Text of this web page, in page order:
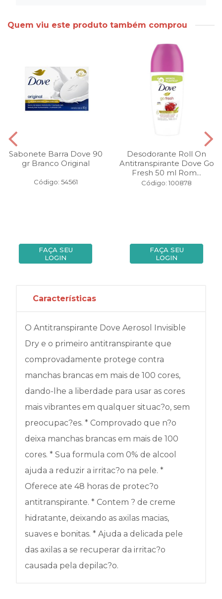
Quem viu este produto também comprou
Sabonete Barra Dove 90
gr Branco Original
Código: 54561
FAÇA SEU
LOGIN
Desodorante Roll On
Antitranspirante Dove Go
Fresh 50 ml Rom...
Código: 100878
FAÇA SEU
LOGIN
Características
O Antitranspirante Dove Aerosol Invisible
Dry e o primeiro antitranspirante que
comprovadamente protege contra
manchas brancas em mais de 100 cores,
dando-lhe a liberdade para usar as cores
mais vibrantes em qualquer situac?o, sem
preocupac?es. * Comprovado que n?o
deixa manchas brancas em mais de 100
cores. * Sua formula com 0% de alcool
ajuda a reduzir a irritac?o na pele. *
Oferece ate 48 horas de protec?o
antitranspirante. * Contem ? de creme
hidratante, deixando as axilas macias,
suaves e bonitas. * Ajuda a delicada pele
das axilas a se recuperar da irritac?o
causada pela depilac?o.